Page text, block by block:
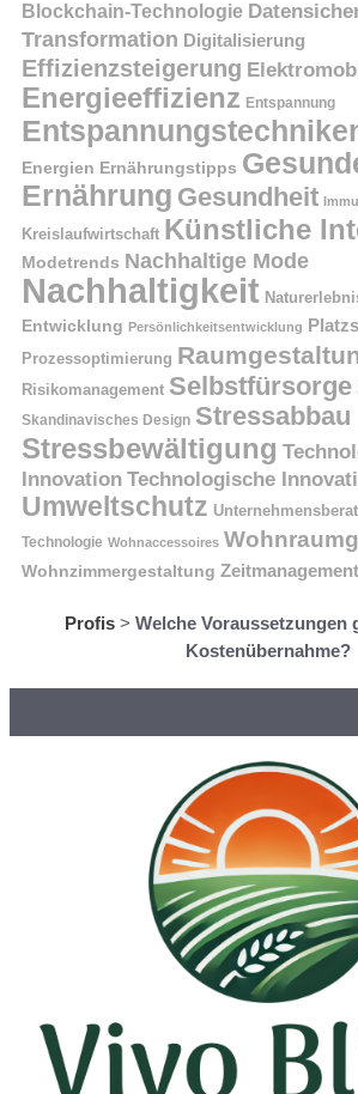
Blockchain-Technologie
Transformation Digitalisierung
Effizienzsteigerung
Energieeffizienz Entspannung
Energien Ernährungstipps
Ernährung Gesundheit
Kreislaufwirtschaft Künstliche
Modetrends Nachhaltige Mode
Nachhaltigkeit
Entwicklung Persönlichkeitsentwicklung
Prozessoptimierung
Risikomanagement Selbstfürsorge
Skandinavisches Design Stressabbau
Stressbewältigung
Innovation Technologische
Umweltschutz
Technologie Wohnaccessoires
Wohnzimmergestaltung Zeitmanagement
Profis > Welche Voraussetzungen
Kostenübernahme?